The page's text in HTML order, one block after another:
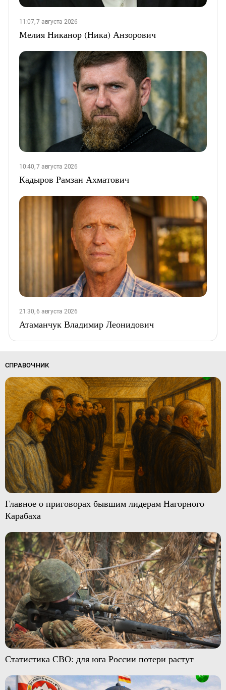
11:07, 7 августа 2026
Мелия Никанор (Ника) Анзорович
10:40, 7 августа 2026
Кадыров Рамзан Ахматович
21:30, 6 августа 2026
Атаманчук Владимир Леонидович
СПРАВОЧНИК
Главное о приговорах бывшим лидерам Нагорного
Карабаха
Статистика СВО: для юга России потери растут